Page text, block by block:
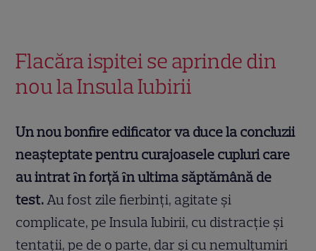
Flacăra ispitei se aprinde din
nou la Insula Iubirii
Un nou bonfire edificator va duce la concluzii
neașteptate pentru curajoasele cupluri care
au intrat ȋn forţă ȋn ultima săptămână de
test.Au fost zile fierbinţi, agitate și
complicate, pe Insula Iubirii, cu distracţie și
tentaţii, pe de o parte, dar și cu nemulţumiri